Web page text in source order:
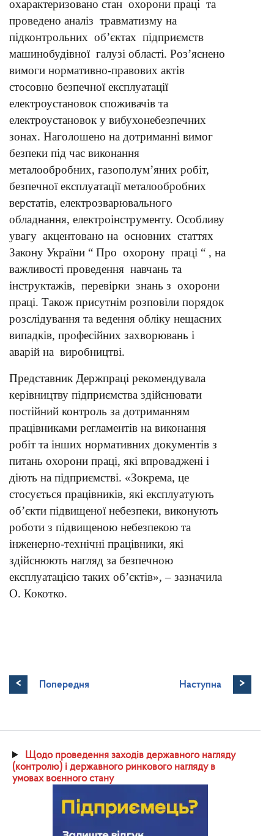
охарактеризовано стан охорони праці та
проведено аналіз травматизму на
підконтрольних об’єктах підприємств
машинобудівної галузі області. Роз’яснено
вимоги нормативно-правових актів
стосовно безпечної експлуатації
електроустановок споживачів та
електроустановок у вибухонебезпечних
зонах. Наголошено на дотриманні вимог
безпеки під час виконання
металообробних, газополум’яних робіт,
безпечної експлуатації металообробних
верстатів, електрозварювального
обладнання, електроінструменту. Особливу
увагу акцентовано на основних статтях
Закону України “ Про охорону праці “ , на
важливості проведення навчань та
інструктажів, перевірки знань з охорони
праці. Також присутнім розповіли порядок
розслідування та ведення обліку нещасних
випадків, професійних захворювань і
аварій на виробництві.
Представник Держпраці рекомендувала
керівництву підприємства здійснювати
постійний контроль за дотриманням
працівниками регламентів на виконання
робіт та інших нормативних документів з
питань охорони праці, які впроваджені і
діють на підприємстві. «Зокрема, це
стосується працівників, які експлуатують
об’єкти підвищеної небезпеки, виконують
роботи з підвищеною небезпекою та
інженерно-технічні працівники, які
здійснюють нагляд за безпечною
експлуатацією таких об’єктів», – зазначила
О. Кокотко.
< Попередня Наступна >
Щодо проведення заходів державного нагляду
(контролю) і державного ринкового нагляду в
умовах воєнного стану